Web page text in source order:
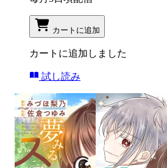
カートに追加
カートに追加しました
試し読み